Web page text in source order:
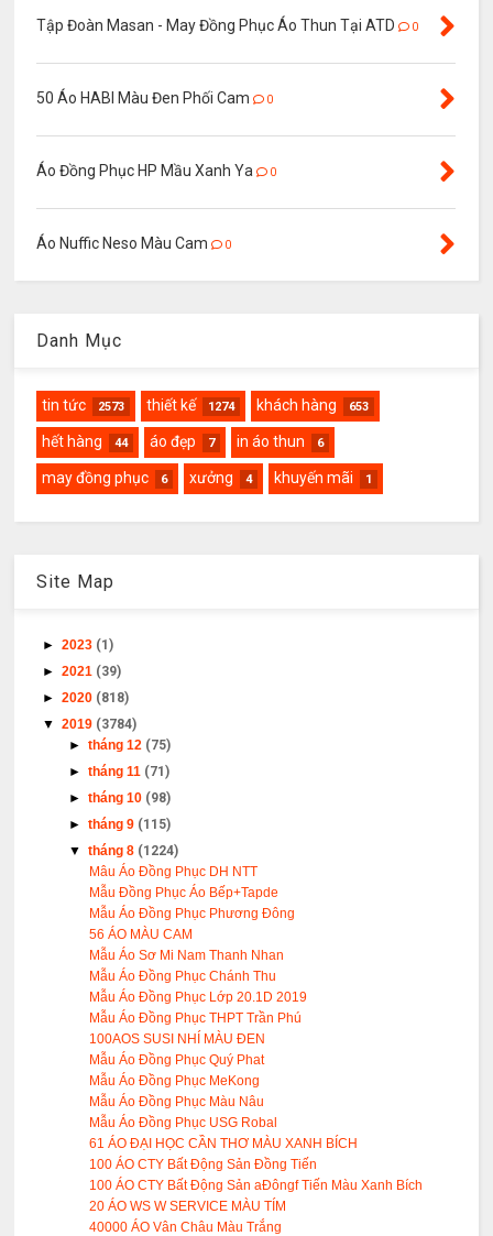
Tập Đoàn Masan - May Đồng Phục Áo Thun Tại ATD 0
50 Áo HABI Màu Đen Phối Cam 0
Áo Đồng Phục HP Mầu Xanh Ya 0
Áo Nuffic Neso Màu Cam 0
Danh Mục
tin tức 2573 thiết kế 1274 khách hàng 653
hết hàng 44 áo đẹp 7 in áo thun 6
may đồng phục 6 xưởng 4 khuyến mãi 1
Site Map
►2023 (1)
►2021 (39)
►2020 (818)
▼2019 (3784)
►tháng 12 (75)
►tháng 11 (71)
►tháng 10 (98)
►tháng 9 (115)
▼tháng 8 (1224)
Mâu Áo Đồng Phục DH NTT
Mẫu Đồng Phục Áo Bếp+Tapde
Mẫu Áo Đồng Phục Phương Đông
56 ÁO MÀU CAM
Mẫu Áo Sơ Mi Nam Thanh Nhan
Mẫu Áo Đồng Phục Chánh Thu
Mẫu Áo Đồng Phục Lớp 20.1D 2019
Mẫu Áo Đồng Phục THPT Trần Phú
100AOS SUSI NHÍ MÀU ĐEN
Mẫu Áo Đồng Phục Quý Phat
Mẫu Áo Đồng Phục MeKong
Mẫu Áo Đồng Phục Màu Nâu
Mẫu Áo Đồng Phục USG Robal
61 ÁO ĐẠI HỌC CẦN THƠ MÀU XANH BÍCH
100 ÁO CTY Bất Động Sản Đồng Tiến
100 ÁO CTY Bất Động Sản aĐôngf Tiến Màu Xanh Bích
20 ÁO WS W SERVICE MÀU TÍM
40000 ÁO Vân Châu Màu Trắng